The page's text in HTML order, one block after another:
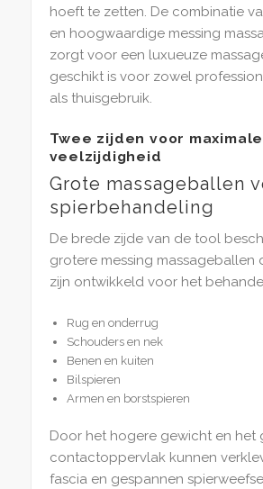
hoeft te zetten. De combinatie
en hoogwaardige messing
zorgt voor een luxueuze
geschikt is voor zowel
als thuisgebruik.
Twee zijden voor maximale
veelzijdigheid
Grote massageballen
spierbehandeling
De brede zijde van de tool
grotere messing massageballen
zijn ontwikkeld voor het
Rug en onderrug
Schouders en nek
Benen en kuiten
Bilspieren
Armen en borstspieren
Door het hogere gewicht en het
contactoppervlak kunnen
fascia en gespannen